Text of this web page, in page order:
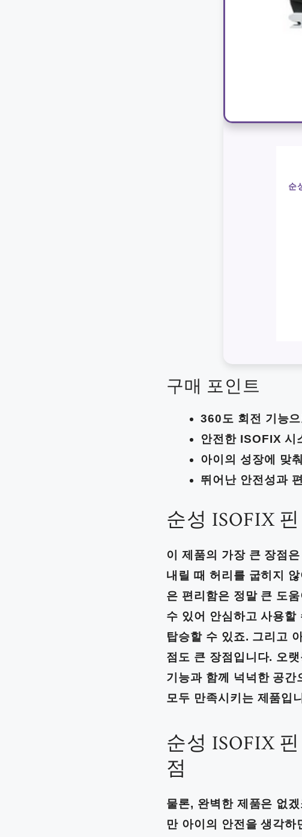
순
구매 포인트
360도 회전 기능
안전한 ISOFIX 시
아이의 성장에 맞
뛰어난 안전성과
순성 ISOFIX
이 제품의 가장 큰 장점
내릴 때 허리를 굽히지
은 편리함은 정말 큰 도
수 있어 안심하고 사용할
탑승할 수 있죠. 그리고
점도 큰 장점입니다. 오
기능과 함께 넉넉한 공
모두 만족시키는 제품입
순성 ISOFIX
점
물론, 완벽한 제품은 없
만 아이의 안전을 생각